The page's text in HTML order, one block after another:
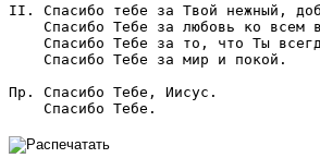
II. Спасибо тебе за Твой нежный,
Спасибо Тебе за любовь ко всем
Спасибо Тебе за то, что Ты
    Спасибо Тебе за мир и покой.
Пр. Спасибо Тебе, Иисус.
    Спасибо Тебе.